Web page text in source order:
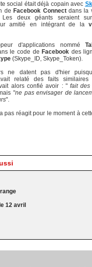
social était déjà copain avec
de Facebook Connectdans la
deux géants seraient
amitié en intégrant de la
d'applications nommé
le code de Facebook des
(Skype_ID, Skype_Token).
ne datent pas d'hier
relaté des faits
alors confié avoir : "fait
"ne pas envisager de
".
pas réagit pour le moment à
12 avril